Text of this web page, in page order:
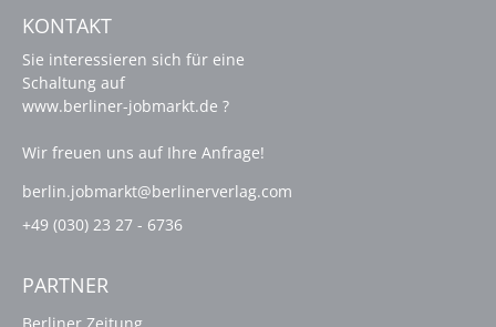
KONTAKT
Sie interessieren sich für eine
Schaltung auf
www.berliner-jobmarkt.de ?
Wir freuen uns auf Ihre Anfrage!
berlin.jobmarkt@berlinerverlag.com
+49 (030) 23 27 - 6736
PARTNER